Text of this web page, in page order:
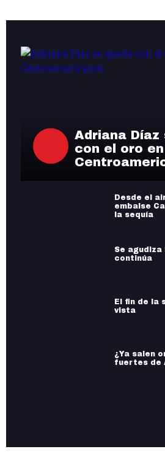
Adriana Díaz
con el oro
Desde el
embalse
la sequía
Se
continúa
El fin de la
vista
¿Ya salen
fuertes de